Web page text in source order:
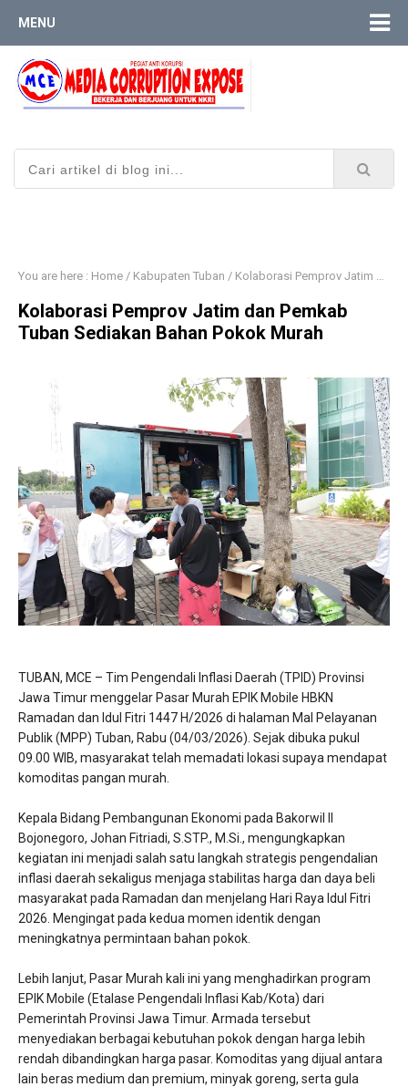
MENU
You are here : Home / Kabupaten Tuban / Kolaborasi Pemprov Jatim dan Pemkab Tuban Sediakan Bahan Pokok Murah
Kolaborasi Pemprov Jatim dan Pemkab
Tuban Sediakan Bahan Pokok Murah
TUBAN, MCE – Tim Pengendali Inflasi Daerah (TPID) Provinsi
Jawa Timur menggelar Pasar Murah EPIK Mobile HBKN
Ramadan dan Idul Fitri 1447 H/2026 di halaman Mal Pelayanan
Publik (MPP) Tuban, Rabu (04/03/2026). Sejak dibuka pukul
09.00 WIB, masyarakat telah memadati lokasi supaya mendapat
komoditas pangan murah.
Kepala Bidang Pembangunan Ekonomi pada Bakorwil II
Bojonegoro, Johan Fitriadi, S.STP., M.Si., mengungkapkan
kegiatan ini menjadi salah satu langkah strategis pengendalian
inflasi daerah sekaligus menjaga stabilitas harga dan daya beli
masyarakat pada Ramadan dan menjelang Hari Raya Idul Fitri
2026. Mengingat pada kedua momen identik dengan
meningkatnya permintaan bahan pokok.
Lebih lanjut, Pasar Murah kali ini yang menghadirkan program
EPIK Mobile (Etalase Pengendali Inflasi Kab/Kota) dari
Pemerintah Provinsi Jawa Timur. Armada tersebut
menyediakan berbagai kebutuhan pokok dengan harga lebih
rendah dibandingkan harga pasar. Komoditas yang dijual antara
lain beras medium dan premium, minyak goreng, serta gula